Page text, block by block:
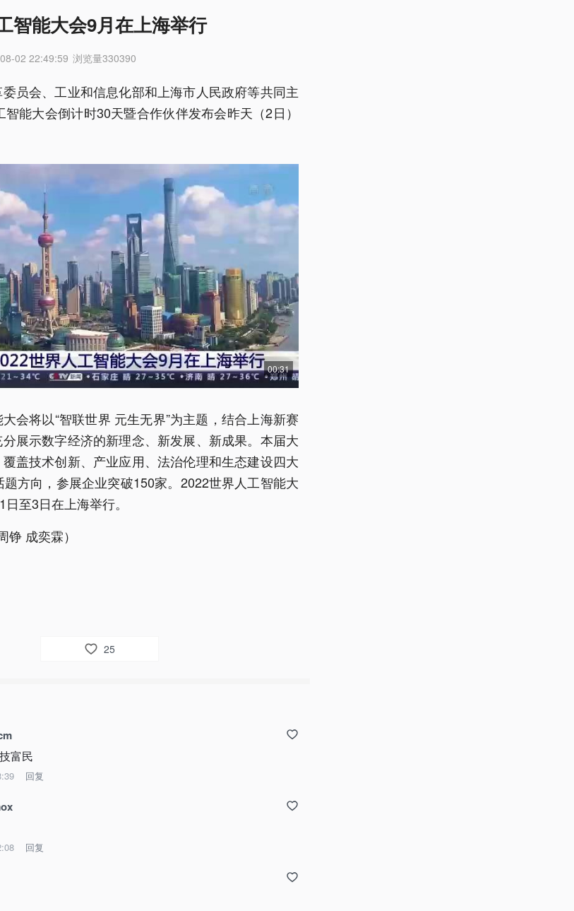
智能大会9月在上海举行
02 22:49:59 浏览量330390
员会、工业和信息化部和上海市人民政府等共同主
能大会倒计时30天暨合作伙伴发布会昨天（2日）
00:31
会将以“智联世界 元生无界”为主题，结合上海新赛
展示数字经济的新理念、新发展、新成果。本届大
盖技术创新、产业应用、法治伦理和生态建设四大
方向，参展企业突破150家。2022世界人工智能大
至3日在上海举行。
铮 成奕霖）
25
富民
回复
回复